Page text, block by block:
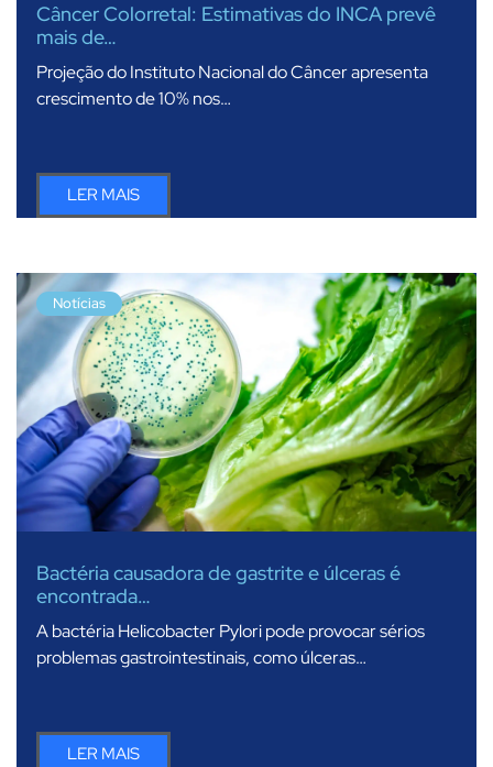
Câncer Colorretal: Estimativas do INCA prevê
mais de…
Projeção do Instituto Nacional do Câncer apresenta
crescimento de 10% nos…
LER MAIS
Notícias
Bactéria causadora de gastrite e úlceras é
encontrada…
A bactéria Helicobacter Pylori pode provocar sérios
problemas gastrointestinais, como úlceras…
LER MAIS